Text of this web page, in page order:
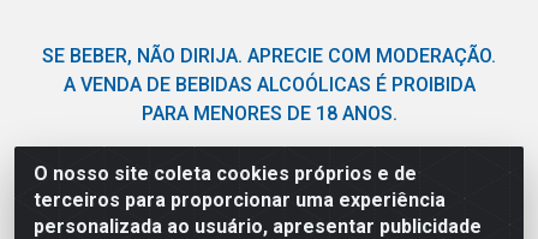
O nosso site coleta cookies próprios e de
terceiros para proporcionar uma experiência
personalizada ao usuário, apresentar publicidade
SE BEBER, NÃO DIRIJA. APRECIE COM MODERAÇÃO.
A VENDA DE BEBIDAS ALCOÓLICAS É PROIBIDA
PARA MENORES DE 18 ANOS.
Nordil Distribuidora - Avenida Liberdade, 2738, Bloco F -
Sesi - Bayeux/PB - CEP 58.111-400 - CNPJ